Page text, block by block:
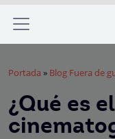
Portada » Blog Fuera de
¿Qué es